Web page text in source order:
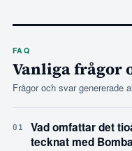
FAQ
Vanliga frågor
Frågor och svar genererade
01
Vad omfattar det
tecknat med